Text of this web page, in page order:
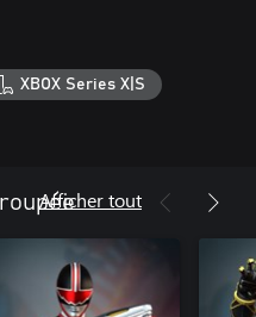
XBOX Series X|S
Afficher tout